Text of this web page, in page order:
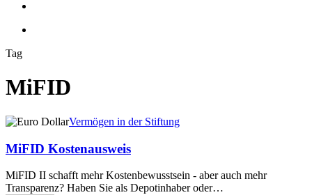
Tag
MiFID
MiFID
Vermögen in der Stiftung
MiFID Kostenausweis
MiFID II schafft mehr Kostenbewusstsein - aber auch mehr
Transparenz? Haben Sie als Depotinhaber oder…